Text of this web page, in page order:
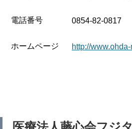
電話番号 0854-82-0817
ホームページ http://